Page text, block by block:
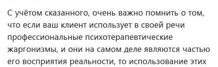
С учётом сказанного, очень важно помнить о том,
что если ваш клиент использует в своей речи
профессиональные психотерапевтические
жаргонизмы, и они на самом деле являются частью
его восприятия реальности, то использование этих